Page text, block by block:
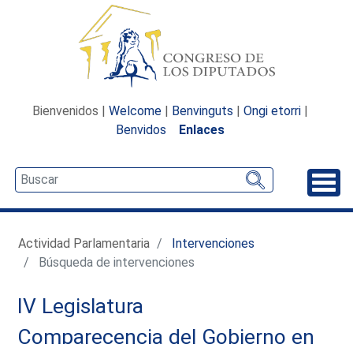
Bienvenidos | Welcome | Benvinguts | Ongi etorri |
Benvidos
Enlaces
Actividad Parlamentaria
Intervenciones
Búsqueda de intervenciones
IV Legislatura
Comparecencia del Gobierno en